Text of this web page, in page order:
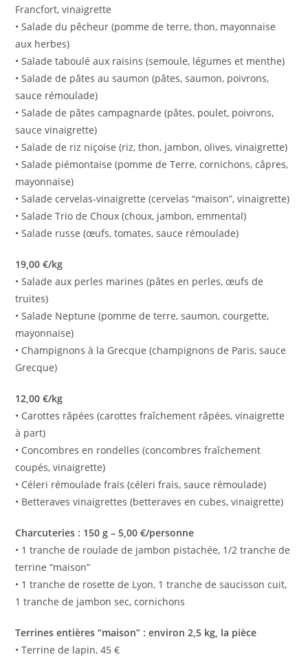
Francfort, vinaigrette
• Salade du pêcheur (pomme de terre, thon, mayonnaise
aux herbes)
• Salade taboulé aux raisins (semoule, légumes et menthe)
• Salade de pâtes au saumon (pâtes, saumon, poivrons,
sauce rémoulade)
• Salade de pâtes campagnarde (pâtes, poulet, poivrons,
sauce vinaigrette)
• Salade de riz niçoise (riz, thon, jambon, olives, vinaigrette)
• Salade piémontaise (pomme de Terre, cornichons, câpres,
mayonnaise)
• Salade cervelas-vinaigrette (cervelas “maison”, vinaigrette)
• Salade Trio de Choux (choux, jambon, emmental)
• Salade russe (œufs, tomates, sauce rémoulade)
19,00 €/kg
• Salade aux perles marines (pâtes en perles, œufs de
truites)
• Salade Neptune (pomme de terre, saumon, courgette,
mayonnaise)
• Champignons à la Grecque (champignons de Paris, sauce
Grecque)
12,00 €/kg
• Carottes râpées (carottes fraîchement râpées, vinaigrette
à part)
• Concombres en rondelles (concombres fraîchement
coupés, vinaigrette)
• Céleri rémoulade frais (céleri frais, sauce rémoulade)
• Betteraves vinaigrettes (betteraves en cubes, vinaigrette)
Charcuteries : 150 g – 5,00 €/personne
• 1 tranche de roulade de jambon pistachée, 1/2 tranche de
terrine “maison”
• 1 tranche de rosette de Lyon, 1 tranche de saucisson cuit,
1 tranche de jambon sec, cornichons
Terrines entières “maison” : environ 2,5 kg, la pièce
• Terrine de lapin, 45 €